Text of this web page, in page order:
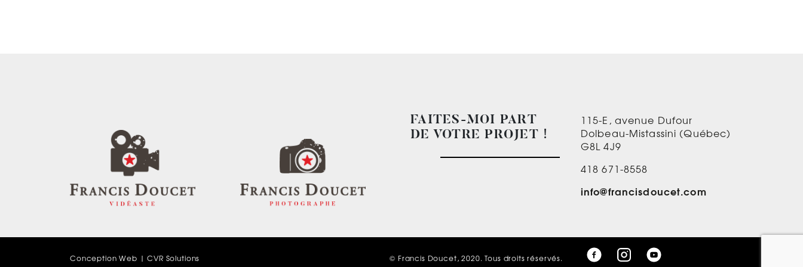
FAITES-MOI PART
DE VOTRE PROJET !
115-E, avenue Dufour
Dolbeau-Mistassini (Québec)
G8L 4J9
418 671-8558
info@francisdoucet.com
Conception Web |CVR Solutions © Francis Doucet, 2020. Tous droits réservés.